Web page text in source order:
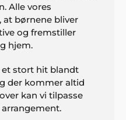
Alle vores
at børnene bliver
og fremstiller
hjem.
et stort hit blandt
der kommer altid
kan vi tilpasse